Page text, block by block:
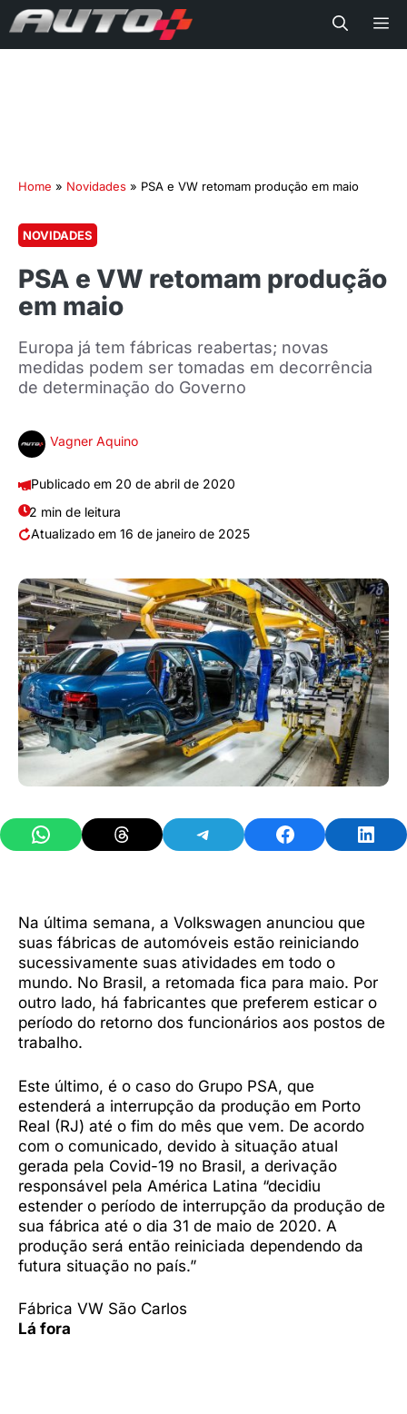
Home » Novidades » PSA e VW retomam produção em maio
NOVIDADES
PSA e VW retomam produção
em maio
Europa já tem fábricas reabertas; novas
medidas podem ser tomadas em decorrência
de determinação do Governo
Vagner Aquino
20 de abril de 2020
2 min de leitura
16 de janeiro de 2025
Share on WhatsAppShare on ThreadsShare on TelegramShare on Facebook
Na última semana, a Volkswagen anunciou que
suas fábricas de automóveis estão reiniciando
sucessivamente suas atividades em todo o
mundo. No Brasil, a retomada fica para maio. Por
outro lado, há fabricantes que preferem esticar o
período do retorno dos funcionários aos postos de
trabalho.
Este último, é o caso do Grupo PSA, que
estenderá a interrupção da produção em Porto
Real (RJ) até o fim do mês que vem. De acordo
com o comunicado, devido à situação atual
gerada pela Covid-19 no Brasil, a derivação
responsável pela América Latina “decidiu
estender o período de interrupção da produção de
sua fábrica até o dia 31 de maio de 2020. A
produção será então reiniciada dependendo da
futura situação no país.”
Fábrica VW São Carlos
Lá fora